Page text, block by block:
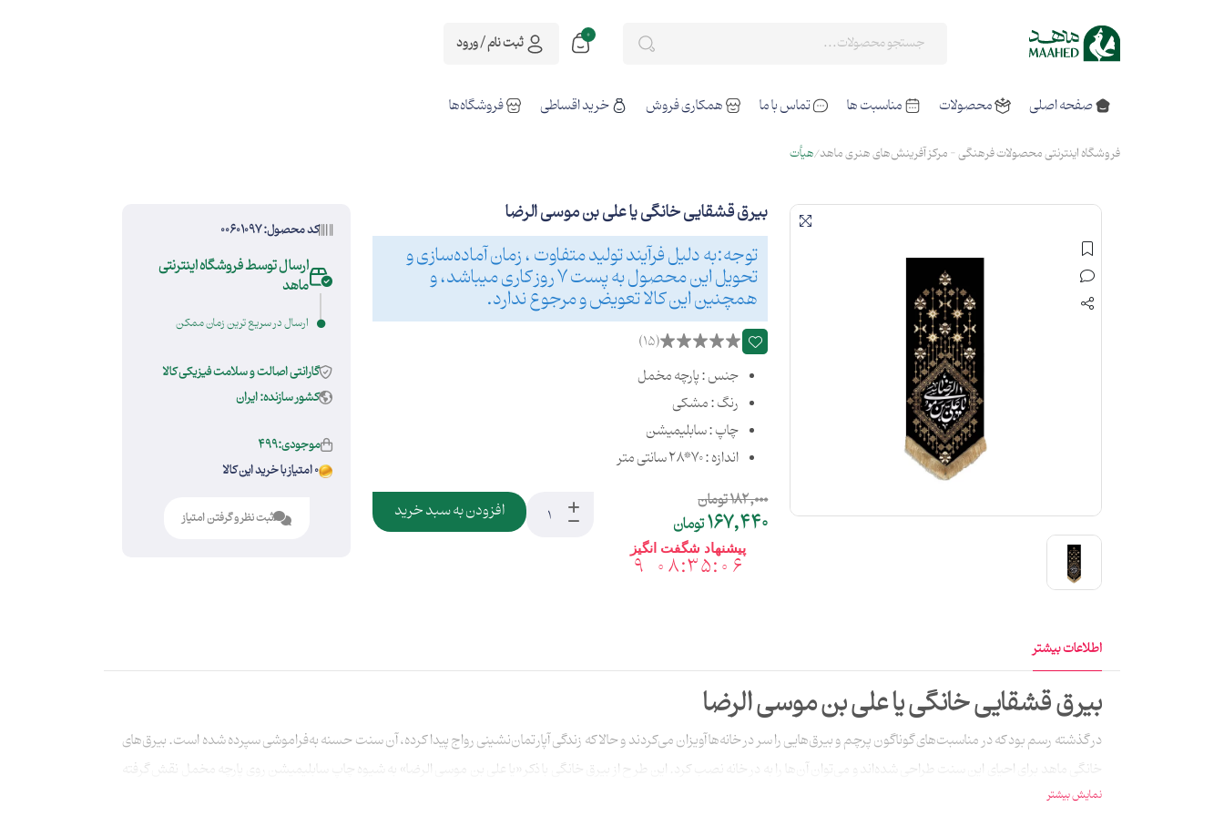
0 ثبت نام / ورود
صفحه اصلی محصولات مناسبت ها تماس با ما همکاری فروش خرید اقساطی فروشگاه‌ها
فروشگاه اینترنتی محصولات فرهنگی - مرکز آفرینش‌های هنری ماهد هیأت
بیرق قشقایی خانگی یا علی بن موسی الرضا
توجه:به دلیل فرآیند تولید متفاوت ، زمان آماده‌سازی و
تحویل این محصول به پست 7 روز کاری میباشد، و
همچنین این کالا تعویض و مرجوع ندارد.
(15)
جنس : پارچه مخمل
رنگ : مشکی
چاپ : سابلیمیشن
اندازه : 70*28 سانتی متر
182,000تومان
167,440تومان
افزودن به سبد خرید
پیشنهاد شگفت انگیز
9 08:35:0 5
کد محصول: 00601097
ارسال توسط فروشگاه اینترنتی
ماهد
ارسال در سریع ترین زمان ممکن
گارانتی اصالت و سلامت فیزیکی کالا
کشور سازنده: ایران
موجودی:499
0 امتیاز با خرید این کالا
ثبت نظر و گرفتن امتیاز
اطلاعات بیشتر
بیرق قشقایی خانگی یا علی بن موسی الرضا
در گذشته رسم بود که در مناسبت‌های گوناگون پرچم و بیرق‌هایی را سر در خانه‌ها آویزان می‌کردند و حالا که زندگی آپارتمان‌نشینی رواج پیدا کرده، آن سنت حسنه به‌فراموشی سپرده شده است. بیرق‌های
خانگی ماهد برای احیای این سنت طراحی شده‌اند و می‌توان آن‌ها را به درِ خانه نصب کرد. این طرح از بیرق خانگی با ذکر «یا علی بن موسی الرضا» به شیوه چاپ سابلیمیشن روی پارچه مخمل نقش گرفته‌
است. و مناسب برای نصب پشت در آپارتمان‌ست.
نمایش بیشتر